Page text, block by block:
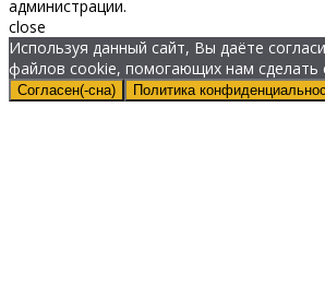
администрации.
close
Используя данный сайт, Вы даёте
файлов cookie, помогающих нам сделать
Согласен(-сна) Политика